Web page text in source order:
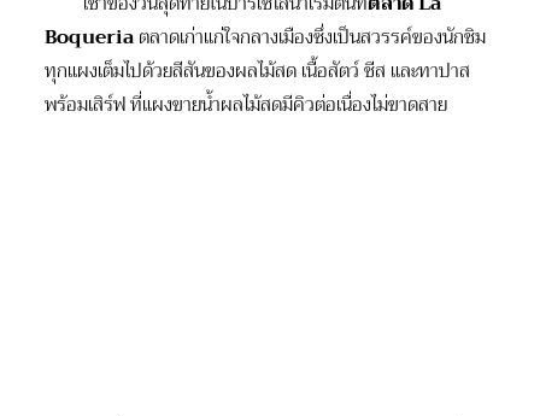
Boqueriaตลาดเก่าแก่ใจกลางเมืองซึ่งเป็นสวรรค์ของนักชิม
ทุกแผงเต็มไปด้วยสีสันของผลไม้สด เนื้อสัตว์ ชีส และทาปาส
พร้อมเสิร์ฟ ที่แผงขายน้ำผลไม้สดมีคิวต่อเนื่องไม่ขาดสาย